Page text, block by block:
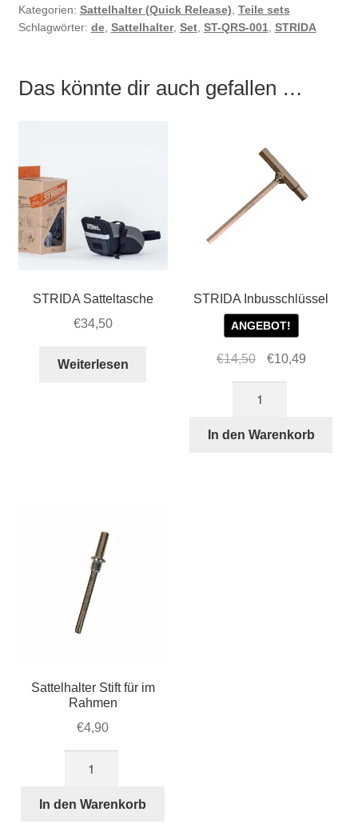
Kategorien: Sattelhalter (Quick Release) Teile sets
Schlagwörter: de, Sattelhalter, Set, ST-QRS-001 STRIDA
Das könnte dir auch gefallen …
STRIDA Satteltasche
€34,50
Weiterlesen
STRIDA Inbusschlüssel
ANGEBOT!
€14,50
Ursprünglicher
war:
€10,49Aktueller
Menge
In den Warenkorb
Sattelhalter Stift für im
Rahmen
€4,90
für
In den Warenkorb